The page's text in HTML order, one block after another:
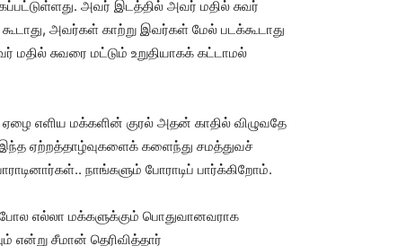
அவர் இடத்தில் அவர் மதில் சுவர்
அவர்கள் காற்று இவர்கள் மேல் படக்கூடாது
சுவரை மட்டும் உறுதியாகக் கட்டாமல்
எளிய மக்களின் குரல் அதன் காதில் விழுவதே
ஏற்றத்தாழ்வுகளைக் களைந்து சமத்துவச்
நாங்களும் போராடிப் பார்க்கிறோம்.
எல்லா மக்களுக்கும் பொதுவானவராக
என்று சீமான் தெரிவித்தார்